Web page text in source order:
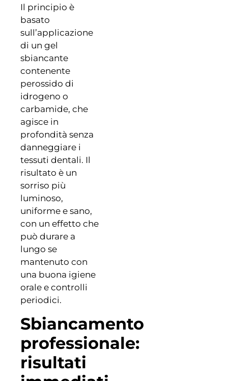
Il principio è
basato
sull’applicazione
di un gel
sbiancante
contenente
perossido di
idrogeno o
carbamide, che
agisce in
profondità senza
danneggiare i
tessuti dentali. Il
risultato è un
sorriso più
luminoso,
uniforme e sano,
con un effetto che
può durare a
lungo se
mantenuto con
una buona igiene
orale e controlli
periodici.
Sbiancamento
professionale:
risultati